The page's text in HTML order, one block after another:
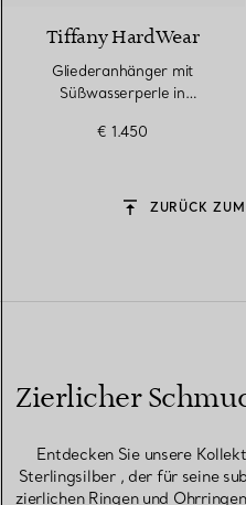
Tiffany HardWear
Gliederanhänger mit
Süßwasserperle in
€ 1.450
ZURÜCK
Zierlicher
Entdecken Sie unsere
Sterlingsilber , der für seine
zierlichen Ringen und